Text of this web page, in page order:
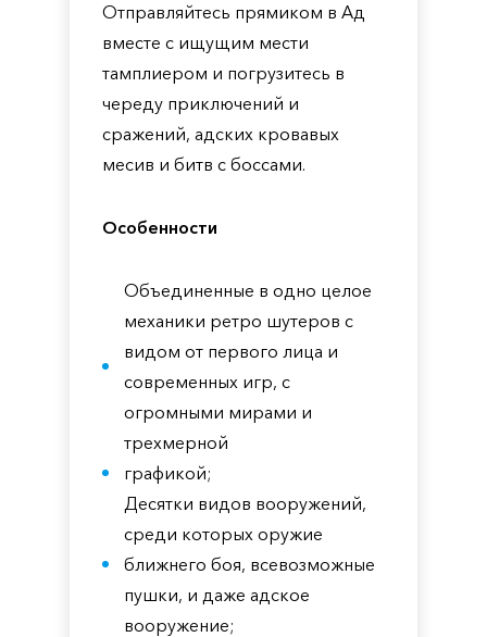
Отправляйтесь прямиком в Ад
вместе с ищущим мести
тамплиером и погрузитесь в
череду приключений и
сражений, адских кровавых
месив и битв с боссами.
Особенности
Объединенные в одно целое
механики ретро шутеров с
видом от первого лица и
современных игр, с
огромными мирами и
трехмерной
графикой;
Десятки видов вооружений,
среди которых оружие
ближнего боя, всевозможные
пушки, и даже адское
вооружение;